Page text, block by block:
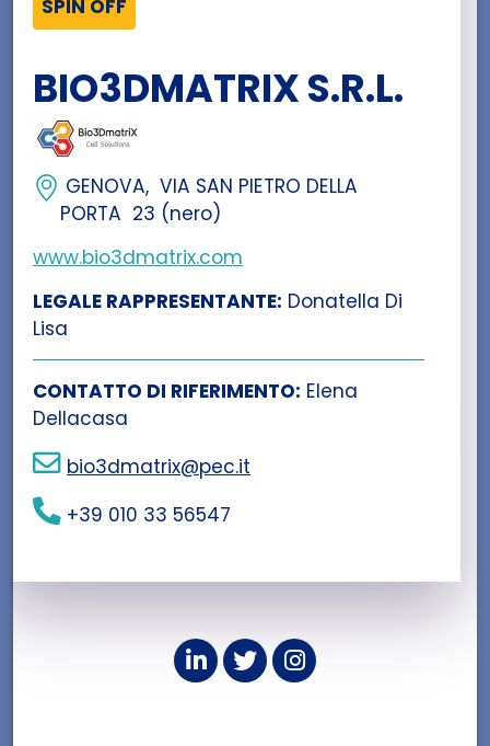
SPIN OFF
BIO3DMATRIX S.R.L.
GENOVA, VIA SAN PIETRO DELLA
PORTA 23 (nero)
www.bio3dmatrix.com
LEGALE RAPPRESENTANTE: Donatella Di
Lisa
CONTATTO DI RIFERIMENTO: Elena
Dellacasa
bio3dmatrix@pec.it
+39 010 33 56547
L
i
T
w
I
n